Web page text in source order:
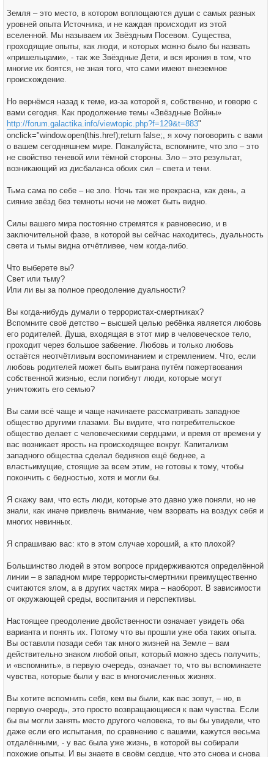
Земля – это место, в котором воплощаются души с самых разных
уровней опыта Источника, и не каждая происходит из этой
вселенной. Мы называем их Звёздным Посевом. Существа,
проходящие опыты, как люди, и которых можно было бы назвать
«пришельцами», - так же Звёздные Дети, и вся ирония в том, что
многие их боятся, не зная того, что сами имеют внеземное
происхождение.
Но вернёмся назад к теме, из-за которой я, собственно, и говорю с
вами сегодня. Как продолжение темы «Звёздные Войны»
http://forum.galactika.info/viewtopic.php?f=129&t=883"
onclick="window.open(this.href);return false;, я хочу поговорить с вами
о вашем сегодняшнем мире. Пожалуйста, вспомните, что зло – это
не свойство теневой или тёмной стороны. Зло – это результат,
возникающий из дисбаланса обоих сил – света и тени.
Тьма сама по себе – не зло. Ночь так же прекрасна, как день, а
сияние звёзд без темноты ночи не может быть видно.
Силы вашего мира постоянно стремятся к равновесию, и в
заключительной фазе, в которой вы сейчас находитесь, дуальность
света и тьмы видна отчётливее, чем когда-либо.
Что выберете вы?
Свет или тьму?
Или ли вы за полное преодоление дуальности?
Вы когда-нибудь думали о террористах-смертниках?
Вспомните своё детство – высшей целью ребёнка является любовь
его родителей. Душа, входящая в этот мир в человеческое тело,
проходит через большое забвение. Любовь и только любовь
остаётся неотчётливым воспоминанием и стремлением. Что, если
любовь родителей может быть выиграна путём пожертвования
собственной жизнью, если погибнут люди, которые могут
уничтожить его семью?
Вы сами всё чаще и чаще начинаете рассматривать западное
общество другими глазами. Вы видите, что потребительское
общество делает с человеческими сердцами, и время от времени у
вас возникает ярость на происходящее вокруг. Капитализм
западного общества сделал бедняков ещё беднее, а
властьимущие, стоящие за всем этим, не готовы к тому, чтобы
покончить с бедностью, хотя и могли бы.
Я скажу вам, что есть люди, которые это давно уже поняли, но не
знали, как иначе привлечь внимание, чем взорвать на воздух себя и
многих невинных.
Я спрашиваю вас: кто в этом случае хороший, а кто плохой?
Большинство людей в этом вопросе придерживаются определённой
линии – в западном мире террористы-смертники преимущественно
считаются злом, а в других частях мира – наоборот. В зависимости
от окружающей среды, воспитания и перспективы.
Настоящее преодоление двойственности означает увидеть оба
варианта и понять их. Потому что вы прошли уже оба таких опыта.
Вы оставили позади себя так много жизней на Земле – вам
действительно знаком любой опыт, который можно здесь получить;
и «вспомнить», в первую очередь, означает то, что вы вспоминаете
чувства, которые были у вас в многочисленных жизнях.
Вы хотите вспомнить себя, кем вы были, как вас зовут, – но, в
первую очередь, это просто возвращающиеся к вам чувства. Если
бы вы могли занять место другого человека, то вы бы увидели, что
даже если его испытания, по сравнению с вашими, кажутся весьма
отдалёнными, - у вас была уже жизнь, в которой вы собирали
похожие опыты. И вы знаете в своём сердце, что это снова и снова